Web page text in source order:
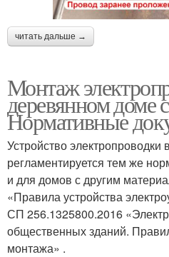
читать дальше →
Монтаж
деревянном доме
Нормативные
Устройство
регламентируется тем же
и для домов с другим
«Правила устройства
СП 256.1325800.2016
общественных зданий.
монтажа» .